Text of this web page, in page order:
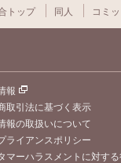
トップ 同人 コミ
報
取引法に基づく表示
報の取扱いについて
ライアンスポリシー
マーハラスメントに対す